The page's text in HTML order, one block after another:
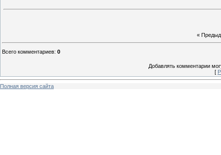
«
Всего комментариев: 0
Добавлять комментарии
[
Полная версия сайта